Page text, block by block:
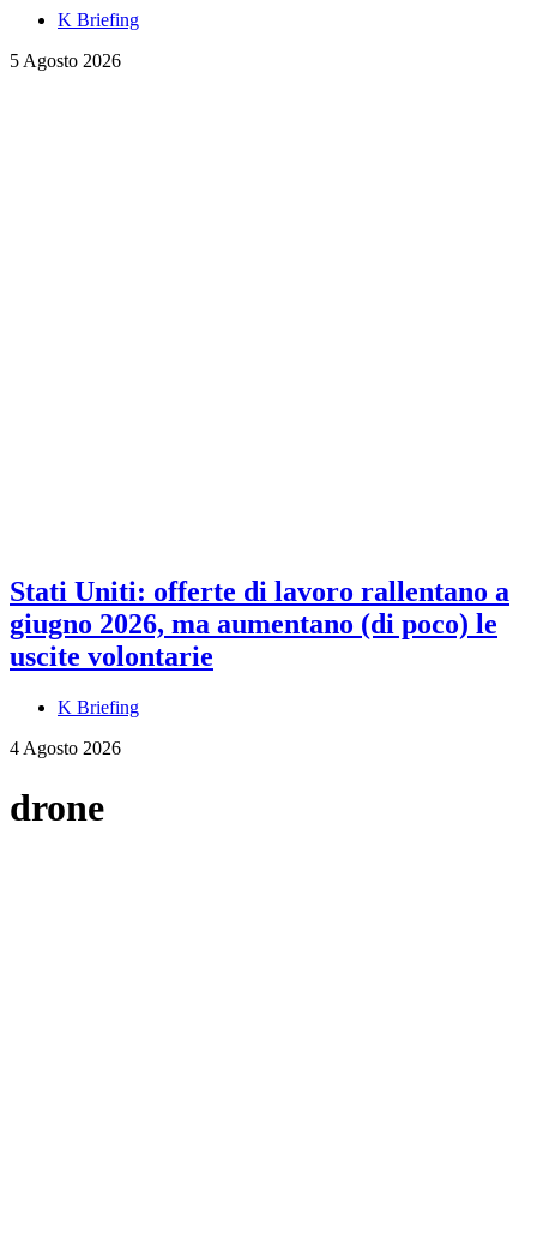
K Briefing
5 Agosto 2026
Stati Uniti: offerte di lavoro rallentano a
giugno 2026, ma aumentano (di poco) le
uscite volontarie
K Briefing
4 Agosto 2026
drone